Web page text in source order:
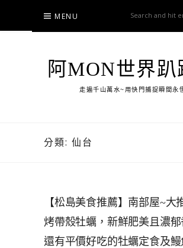
content
MENU
阿MON世界趴
走遍千山萬水~用快門捕捉瞬間永
分類: 仙台
【松島美食推薦】南部屋~大
烤帶殼牡蠣，新鮮肥美且濃郁
還有平價好吃的牡蠣定食及